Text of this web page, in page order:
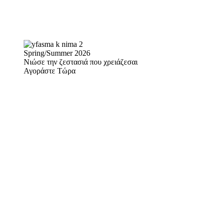
Spring/Summer 2026
Νιώσε την ζεστασιά που χρειάζεσαι
Αγοράστε Τώρα